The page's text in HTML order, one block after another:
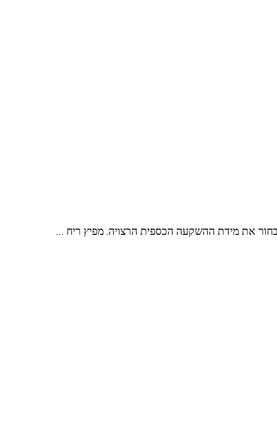
לבחור את מידת ההשקעה הכספית הרצויה. מפיץ ריח …